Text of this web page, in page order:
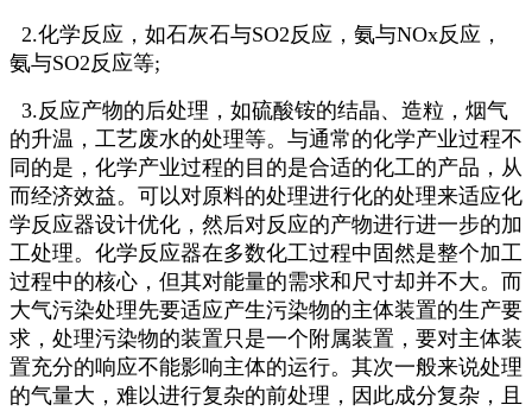
2.化学反应，如石灰石与SO2反应，氨与NOx反应，
氨与SO2反应等;
3.反应产物的后处理，如硫酸铵的结晶、造粒，烟气
的升温，工艺废水的处理等。与通常的化学产业过程不
同的是，化学产业过程的目的是合适的化工的产品，从
而经济效益。可以对原料的处理进行化的处理来适应化
学反应器设计优化，然后对反应的产物进行进一步的加
工处理。化学反应器在多数化工过程中固然是整个加工
过程中的核心，但其对能量的需求和尺寸却并不大。而
大气污染处理先要适应产生污染物的主体装置的生产要
求，处理污染物的装置只是一个附属装置，要对主体装
置充分的响应不能影响主体的运行。其次一般来说处理
的气量大，难以进行复杂的前处理，因此成分复杂，且